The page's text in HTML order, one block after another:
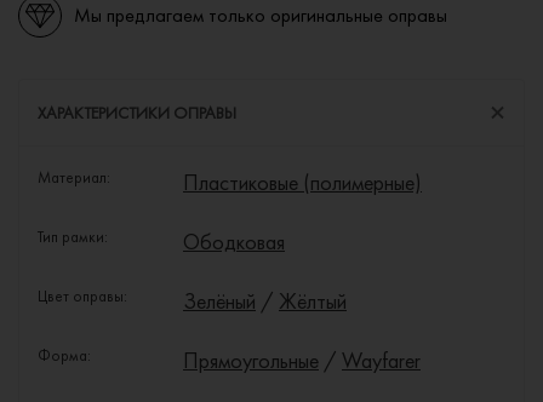
Мы предлагаем только оригинальные оправы
ХАРАКТЕРИСТИКИ ОПРАВЫ
Материал: Пластиковые (полимерные)
Тип рамки: Ободковая
Цвет оправы: Зелёный / Жёлтый
Форма: Прямоугольные / Wayfarer